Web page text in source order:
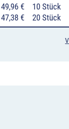
49,96 € 10 Stück
47,38 € 20 Stück